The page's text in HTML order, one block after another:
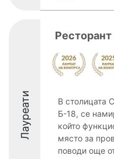
Лауреати
В столицата
Б-18, се
който
място за
поводи още